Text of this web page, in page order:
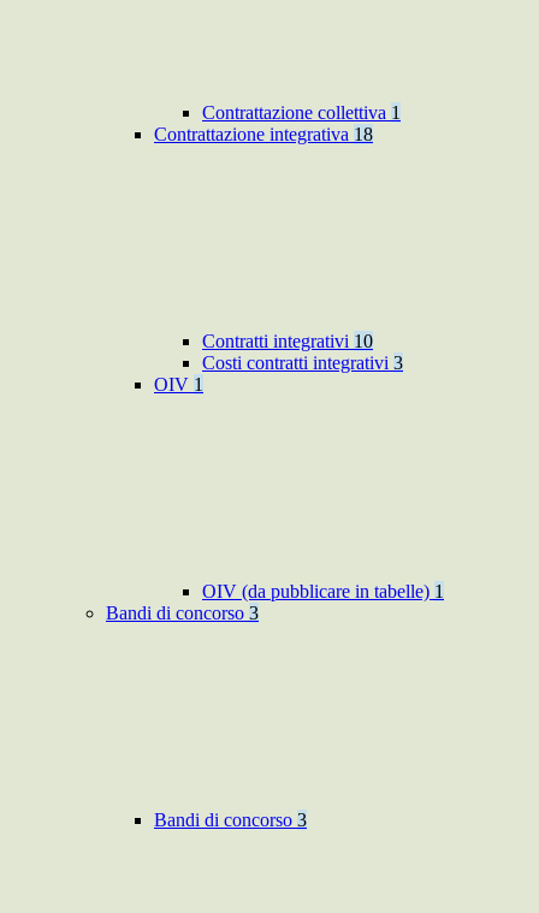
Contrattazione collettiva 1
Contrattazione integrativa 18
Contratti integrativi 10
Costi contratti integrativi 3
OIV 1
OIV (da pubblicare in tabelle) 1
Bandi di concorso 3
Bandi di concorso 3